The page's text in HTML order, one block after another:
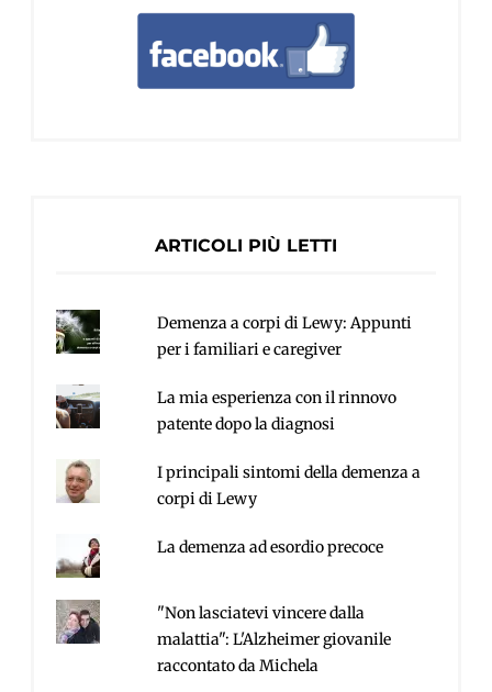
ARTICOLI PIÙ LETTI
Demenza a corpi di Lewy: Appunti
per i familiari e caregiver
La mia esperienza con il rinnovo
patente dopo la diagnosi
I principali sintomi della demenza a
corpi di Lewy
La demenza ad esordio precoce
"Non lasciatevi vincere dalla
malattia": L'Alzheimer giovanile
raccontato da Michela